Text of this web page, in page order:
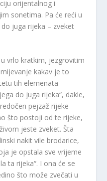
orijentalnog i
sonetima. Pa će reći u
juga rijeka – zveket
vrlo kratkim, jezgrovitim
kakav je to
tih elemenata
do juga rijeka“, dakle,
pejzaž rijeke
što postoji od te rijeke,
jeste zveket. Šta
nakit vile brodarice,
je opstala sve vrijeme
ta rijeka“. I ona će se
što može zvečati u